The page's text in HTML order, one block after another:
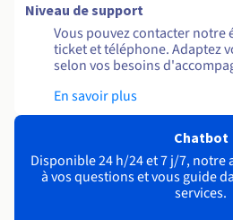
Niveau de support
Vous pouvez contacter notre
ticket et téléphone. Adaptez
selon vos besoins
En savoir plus
Chatbot
Disponible 24 h/24 et 7 j/7,
à vos questions et vous guide
services.